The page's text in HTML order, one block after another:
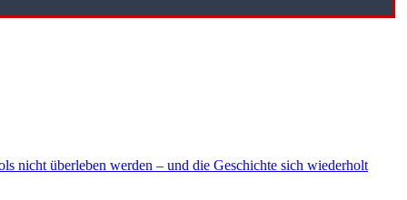
nicht überleben werden – und die Geschichte sich wiederholt